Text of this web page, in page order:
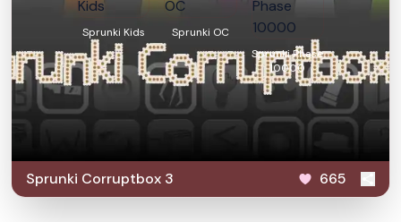
Sprunki Kids
Sprunki OC
Sprunki Phase
10000
Sprunki Corruptbox 3 665